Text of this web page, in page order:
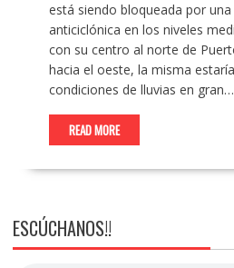
está siendo bloqueada por una
anticiclónica en los niveles
con su centro al norte de
hacia el oeste, la misma
condiciones de lluvias en gran…
READ MORE
ESCÚCHANOS!!